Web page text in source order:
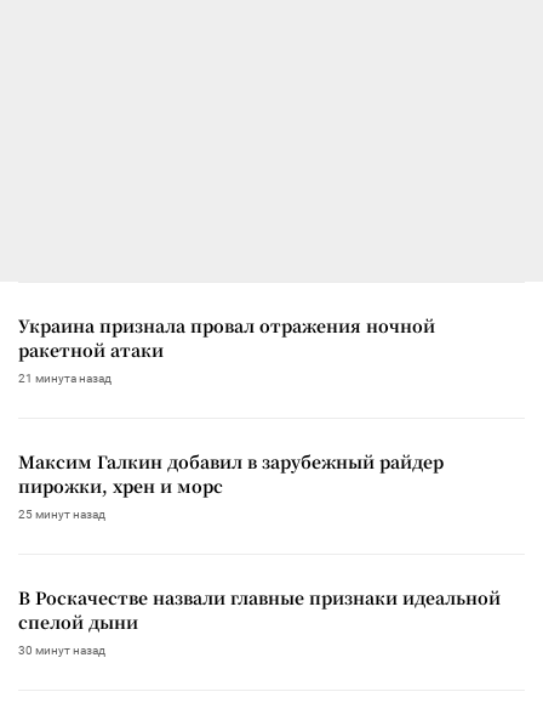
Украина признала провал отражения ночной
ракетной атаки
21 минута назад
Максим Галкин добавил в зарубежный райдер
пирожки, хрен и морс
25 минут назад
В Роскачестве назвали главные признаки идеальной
спелой дыни
30 минут назад